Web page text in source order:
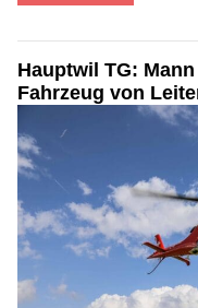
Hauptwil TG:
Fahrzeug von